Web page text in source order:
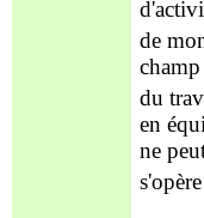
de
du
en
ne